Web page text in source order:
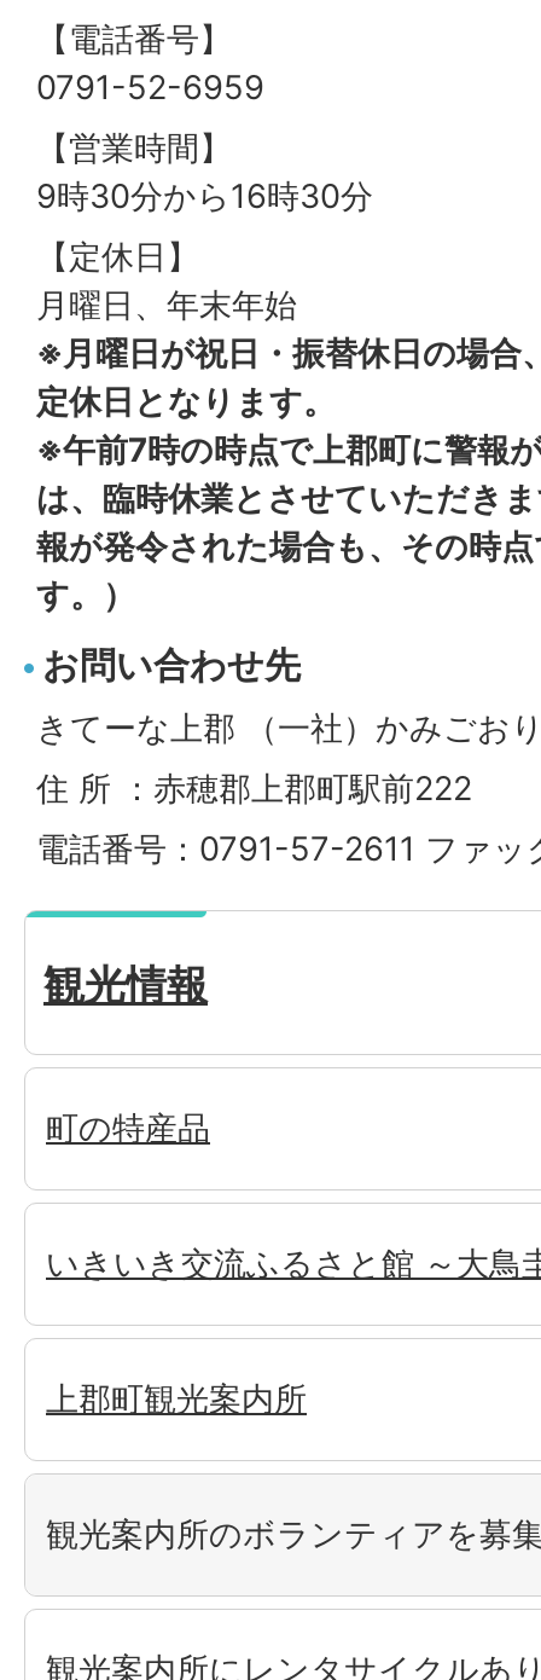
【電話番号】
0791-52-6959
【営業時間】
9時30分から16時30分
【定休日】
月曜日、年末年始
※月曜日が祝日・振替休日の場合
定休日となります。
※午前7時の時点で上郡町に警報
は、臨時休業とさせていただき
報が発令された場合も、その時
す。）
お問い合わせ先
きてーな上郡 （一社）かみごお
住 所 ：赤穂郡上郡町駅前222
電話番号：0791-57-2611 ファ
観光情報
町の特産品
いきいき交流ふるさと館 ～大鳥
上郡町観光案内所
観光案内所のボランティアを募
観光案内所にレンタサイクルあ